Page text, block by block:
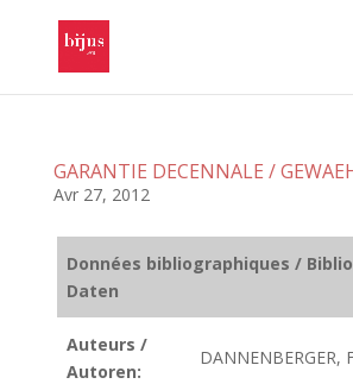
GARANTIE DECENNALE /
Avr 27, 2012
Données bibliographiques /
Daten
Auteurs /
Autoren:
DANNENBERGER,